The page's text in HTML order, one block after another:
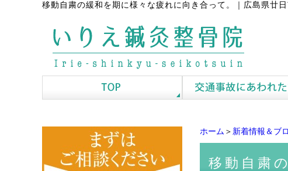
移動自粛の緩和を期に様々な疲れに向き合って。 広島県廿
ホーム ＞ 新着情報＆ブ
移動自粛